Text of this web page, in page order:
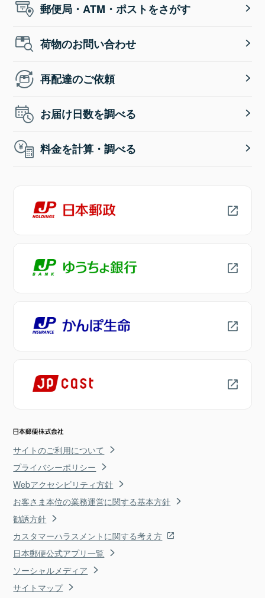
郵便局・ATM・ポストをさがす
荷物のお問い合わせ
再配達のご依頼
お届け日数を調べる
料金を計算・調べる
サイトのご利用について
プライバシーポリシー
Webアクセシビリティ方針
お客さま本位の業務運営に関する基本方針
勧誘方針
カスタマーハラスメントに関する考え方
日本郵便公式アプリ一覧
ソーシャルメディア
サイトマップ